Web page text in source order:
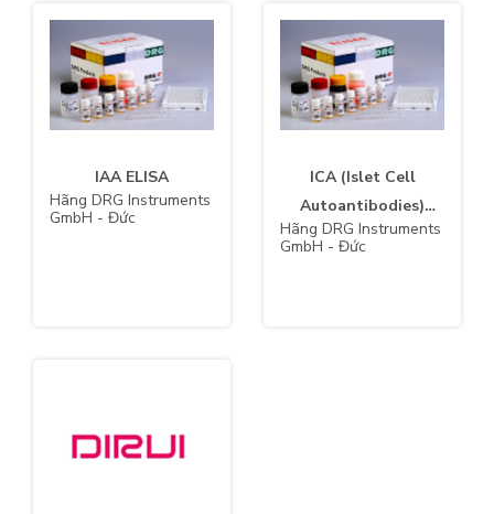
IAA ELISA
Hãng DRG Instruments
GmbH - Đức
ICA (Islet Cell
Autoantibodies)
ELISA
Hãng DRG Instruments
GmbH - Đức